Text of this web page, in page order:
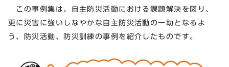
この事例集は、自主防災活動における課題解決を図り、
更に災害に強いしなやかな自主防災活動の一助となるよ
う、防災活動、防災訓練の事例を紹介したものです。